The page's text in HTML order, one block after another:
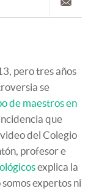
pero tres años
se
de maestros en
que
del Colegio
profesor e
explica la
expertos ni